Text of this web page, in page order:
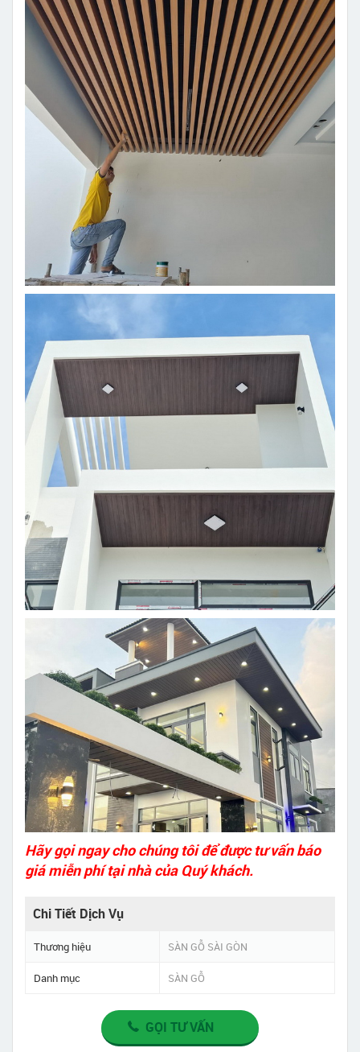
Hãy gọi ngay cho chúng tôi để được tư vấn báo
giá miễn phí tại nhà của Quý khách.
Chi Tiết Dịch Vụ
Thương hiệu SÀN GỖ SÀI GÒN
Danh mục SÀN GỖ
GỌI TƯ VẤN